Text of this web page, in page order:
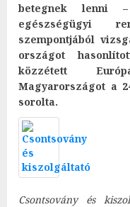
betegnek lenni
egészségügyi
szempontjából
országot
közzétett
Magyarországot a
sorolta.
Csontsovány és